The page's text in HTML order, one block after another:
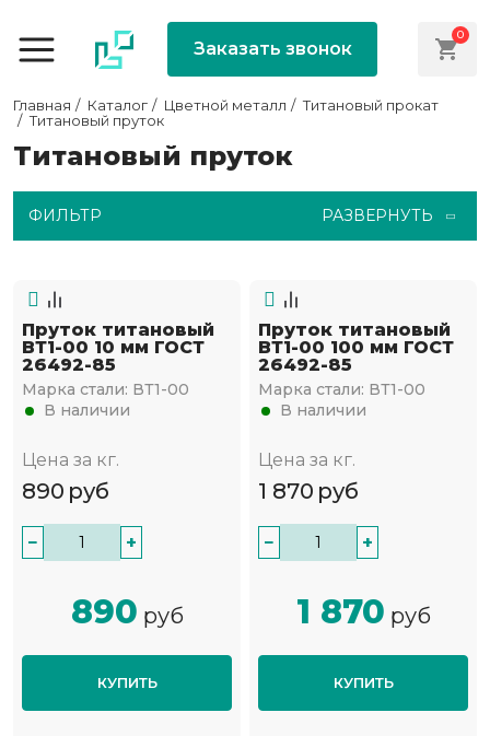
Заказать звонок
0
Главная Каталог Цветной металл
Титановый прокат
Титановый пруток
Титановый пруток
ФИЛЬТР РАЗВЕРНУТЬ
Пруток титановый
ВТ1-00 10 мм ГОСТ
26492-85
Марка стали: ВТ1-00
В наличии
Цена за кг.
890 руб
− +
890 руб
КУПИТЬ
Пруток титановый
ВТ1-00 100 мм ГОСТ
26492-85
Марка стали: ВТ1-00
В наличии
Цена за кг.
1 870 руб
− +
1 870 руб
КУПИТЬ